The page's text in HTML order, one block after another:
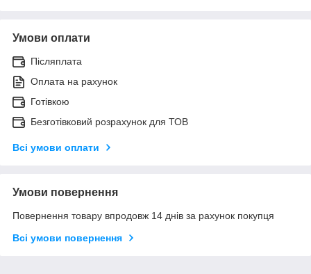
Умови оплати
Післяплата
Оплата на рахунок
Готівкою
Безготівковий розрахунок для ТОВ
Всі умови оплати
Умови повернення
Повернення товару впродовж 14 днів за рахунок покупця
Всі умови повернення